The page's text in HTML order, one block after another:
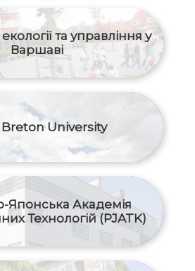
та управління у
Варшаві
Breton University
Японська Академія
Технологій (PJATK)